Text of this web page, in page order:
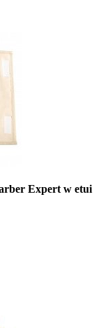
Expert w etui